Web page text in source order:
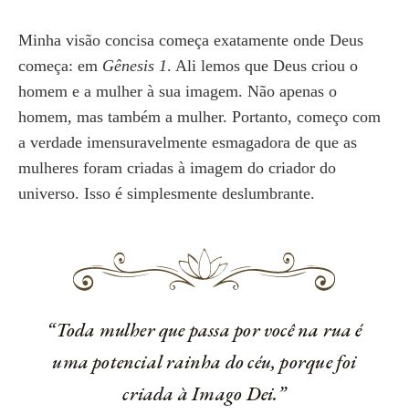
Minha visão concisa começa exatamente onde Deus
começa: em Gênesis 1. Ali lemos que Deus criou o
homem e a mulher à sua imagem. Não apenas o
homem, mas também a mulher. Portanto, começo com
a verdade imensuravelmente esmagadora de que as
mulheres foram criadas à imagem do criador do
universo. Isso é simplesmente deslumbrante.
“Toda mulher que passa por você na rua é
uma potencial rainha do céu, porque foi
criada àImago Dei.”